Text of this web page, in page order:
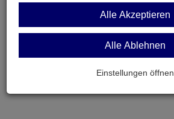
Alle Akzeptieren
Alle Ablehnen
Einstellungen öffnen